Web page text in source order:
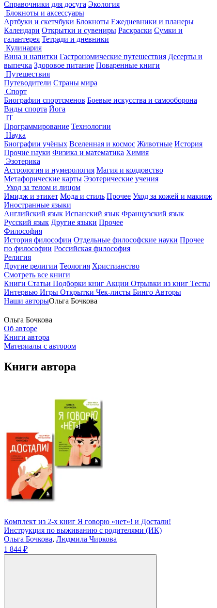
Справочники для досуга Экология
Блокноты и аксессуары
Артбуки и скетчбуки Блокноты Ежедневники и планеры
Календари Открытки и сувениры Раскраски Сумки и
галантерея Тетради и дневники
Кулинария
Вина и напитки Гастрономические путешествия Десерты и
выпечка Здоровое питание Поваренные книги
Путешествия
Путеводители Страны мира
Спорт
Биографии спортсменов Боевые искусства и самооборона
Виды спорта Йога
IT
Программирование Технологии
Наука
Биографии учёных Вселенная и космос Животные История
Прочие науки Физика и математика Химия
Эзотерика
Астрология и нумерология Магия и колдовство
Метафорические карты Эзотерические учения
Уход за телом и лицом
Имидж и этикет Мода и стиль Прочее Уход за кожей и макияж
Иностранные языки
Английский язык Испанский язык Французский язык
Русский язык Другие языки Прочее
Философия
История философии Отдельные философские науки Прочее
по философии Российская философия
Религия
Другие религии Теология Христианство
Смотреть все книги
Книги Статьи Подборки книг Акции Отрывки из книг Тесты
Интервью Игры Открытки Чек-листы Бинго Авторы
Наши авторыОльга Бочкова
Ольга Бочкова
Об авторе
Книги автора
Материалы с автором
Книги автора
Комплект из 2-х книг Я говорю «нет»! и Достали!
Инструкция по выживанию с родителями (ИК)
Ольга Бочкова, Людмила Чиркова
1 844 ₽